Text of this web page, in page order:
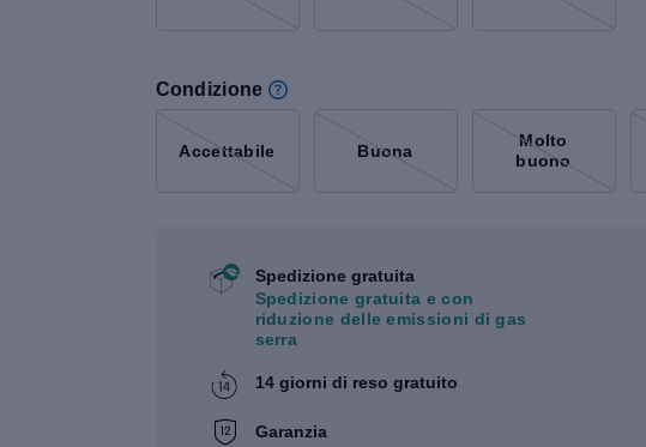
Condizione
Accettabile Buona
Molto
buono
Spedizione gratuita
Spedizione gratuita e con
riduzione delle emissioni di gas
serra
14 giorni di reso gratuito
Garanzia